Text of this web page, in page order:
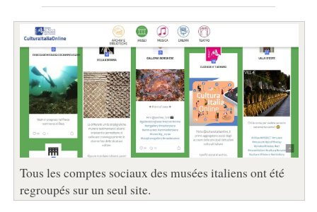
Tous les comptes sociaux des musées italiens ont été
regroupés sur un seul site.